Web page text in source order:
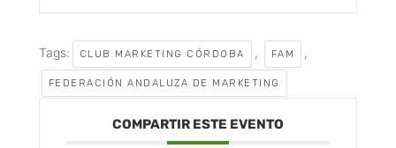
Tags: CLUB MARKETING CÓRDOBA , FAM ,
FEDERACIÓN ANDALUZA DE MARKETING
COMPARTIR ESTE EVENTO